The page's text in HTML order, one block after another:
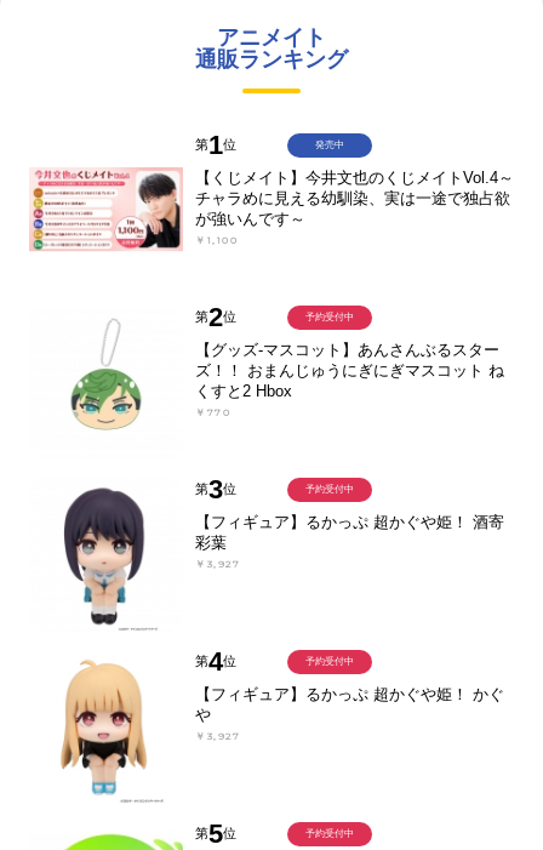
アニメイト
通販ランキング
第1位
【くじメイト】今井文也のくじメイトVol.4～
チャラめに見える幼馴染、実は一途で独占欲
が強いんです～
￥1,100
発売中
第2位
【グッズ-マスコット】あんさんぶるスター
ズ！！ おまんじゅうにぎにぎマスコット ね
くすと2 Hbox
￥770
予約受付中
第3位
【フィギュア】るかっぷ 超かぐや姫！ 酒寄
彩葉
￥3,927
予約受付中
第4位
【フィギュア】るかっぷ 超かぐや姫！ かぐ
や
￥3,927
予約受付中
第5位 予約受付中